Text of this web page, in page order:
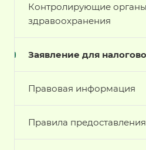
Контролирующие
здравоохранения
Заявление для
Правовая информация
Правила предоставления